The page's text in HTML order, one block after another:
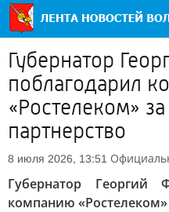
Губернатор
поблагодарил
«Ростелеком»
партнерство
8 июля 2026, 13:51
Губернатор Георгий
компанию